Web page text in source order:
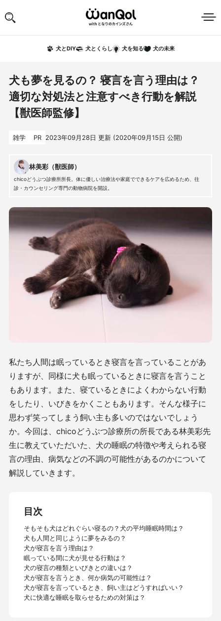
犬とDIY 犬とくらし 犬を知る 犬の未来
犬も夢を見るの？ 寝言を言う理由は？
適切な対処法と注意すべき行動を解説
【獣医師監修】
雑学 PR 2023年09月28日 更新 (2020年09月15日 公開)
林美彩（獣医師）
chicoどうぶつ診療所所長。体に優しい治療法や家庭でできるケアを広めるため、往
診・カウンセリング専門の動物病院を開設。
私たち人間は眠っているとき寝言を言っていることがあ
りますが、同様に犬も眠っているときに寝言を言うこと
もあります。また、寝ているときによくわからない行動
をしたり、いびきをかくこともあります。そんな様子に
思わず笑ってしまう飼い主も多いのではないでしょう
か。今回は、chicoどうぶつ診療所の所長である林美彩先
生に教えていただいた、犬の睡眠の特徴や考えられる寝
言の理由、病気などの不調の可能性があるのかについて
解説していきます。
目次
そもそも犬はどれぐらい寝るの？犬の平均睡眠時間は？
犬も人間と同じように夢をみるの？
犬が寝言を言う理由は？
眠っている間に犬が見せる行動は？
犬の寝言の種類といびきとの違いは？
犬が寝言を言うとき、何か病気の可能性は？
犬が寝言を言っているとき、飼い主はどうすればいい？
犬に快適な睡眠を取らせるための対策は？